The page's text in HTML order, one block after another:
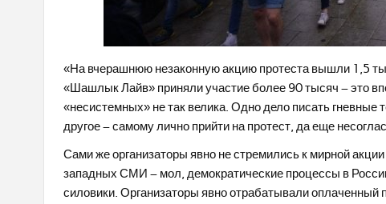
«На вчерашнюю незаконную акцию протеста вышли 1,5
«Шашлык Лайв» приняли участие более 90 тысяч – это
«несистемных» не так велика. Одно дело писать
другое – самому лично прийти на протест, да еще
Сами же организаторы явно не стремились к мирной
западных СМИ – мол, демократические процессы в
силовики. Организаторы явно отрабатывали оплаченный